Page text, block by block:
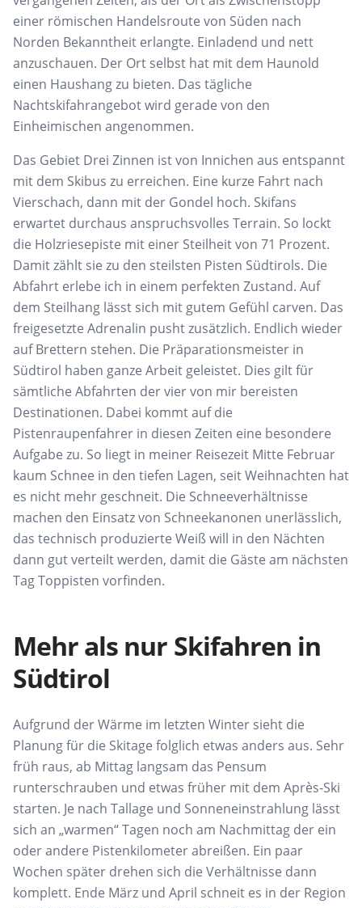
einer römischen Handelsroute von Süden nach
Norden Bekanntheit erlangte. Einladend und nett
anzuschauen. Der Ort selbst hat mit dem Haunold
einen Haushang zu bieten. Das tägliche
Nachtskifahrangebot wird gerade von den
Einheimischen angenommen.
Das Gebiet Drei Zinnen ist von Innichen aus entspannt
mit dem Skibus zu erreichen. Eine kurze Fahrt nach
Vierschach, dann mit der Gondel hoch. Skifans
erwartet durchaus anspruchsvolles Terrain. So lockt
die Holzriesepiste mit einer Steilheit von 71 Prozent.
Damit zählt sie zu den steilsten Pisten Südtirols. Die
Abfahrt erlebe ich in einem perfekten Zustand. Auf
dem Steilhang lässt sich mit gutem Gefühl carven. Das
freigesetzte Adrenalin pusht zusätzlich. Endlich wieder
auf Brettern stehen. Die Präparationsmeister in
Südtirol haben ganze Arbeit geleistet. Dies gilt für
sämtliche Abfahrten der vier von mir bereisten
Destinationen. Dabei kommt auf die
Pistenraupenfahrer in diesen Zeiten eine besondere
Aufgabe zu. So liegt in meiner Reisezeit Mitte Februar
kaum Schnee in den tiefen Lagen, seit Weihnachten hat
es nicht mehr geschneit. Die Schneeverhältnisse
machen den Einsatz von Schneekanonen unerlässlich,
das technisch produzierte Weiß will in den Nächten
dann gut verteilt werden, damit die Gäste am nächsten
Tag Toppisten vorfinden.
Mehr als nur Skifahren in
Südtirol
Aufgrund der Wärme im letzten Winter sieht die
Planung für die Skitage folglich etwas anders aus. Sehr
früh raus, ab Mittag langsam das Pensum
runterschrauben und etwas früher mit dem Après-Ski
starten. Je nach Tallage und Sonneneinstrahlung lässt
sich an „warmen“ Tagen noch am Nachmittag der ein
oder andere Pistenkilometer abreißen. Ein paar
Wochen später drehen sich die Verhältnisse dann
komplett. Ende März und April schneit es in der Region